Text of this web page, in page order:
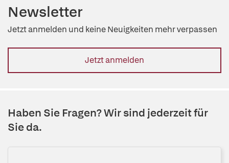
Newsletter
Jetzt anmelden und keine Neuigkeiten mehr verpassen
Jetzt anmelden
Haben Sie Fragen? Wir sind jederzeit für
Sie da.